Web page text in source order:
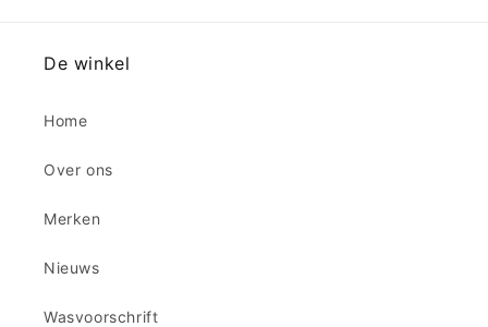
De winkel
Home
Over ons
Merken
Nieuws
Wasvoorschrift